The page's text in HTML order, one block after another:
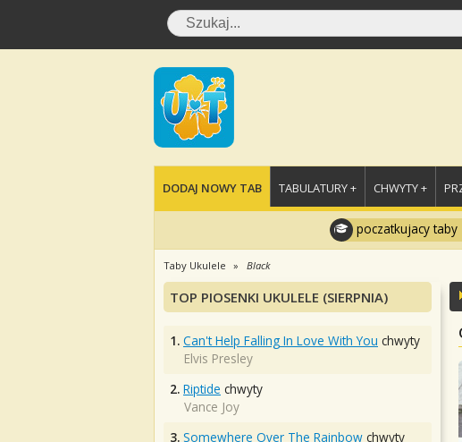
DODAJ NOWY TAB TABULATURY + CHWYTY +
poczatkujacy taby
Taby Ukulele Black
TOP PIOSENKI UKULELE (SIERPNIA)
1. Can't Help Falling In Love With You chwyty
Elvis Presley
2. Riptide chwyty
Vance Joy
3. Somewhere Over The Rainbow chwyty